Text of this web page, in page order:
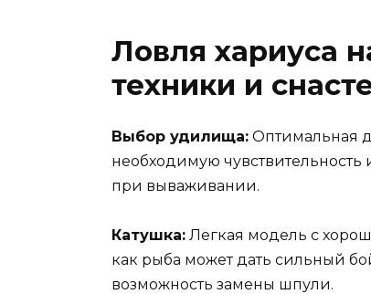
Ловля хариуса
техники и
Выбор удилища: Оптимальная
необходимую
при вываживании.
Катушка: Легкая модель с
как рыба может дать сильный
возможность замены шпули.